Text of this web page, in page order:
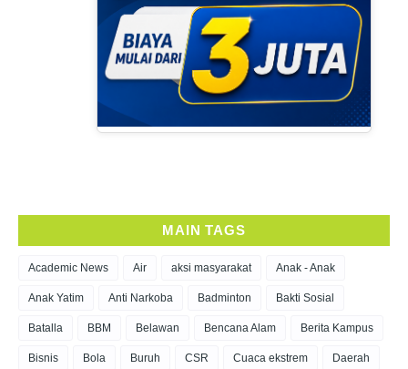
MAIN TAGS
Academic News Air aksi masyarakat Anak - Anak
Anak Yatim Anti Narkoba Badminton Bakti Sosial
Batalla BBM Belawan Bencana Alam Berita Kampus
Bisnis Bola Buruh CSR Cuaca ekstrem Daerah